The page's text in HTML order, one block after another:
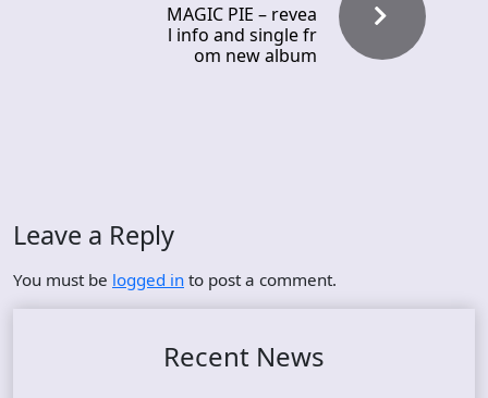
MAGIC PIE – revea
l info and single fr
om new album
Leave a Reply
You must be logged in to post a comment.
Recent News